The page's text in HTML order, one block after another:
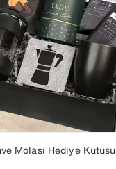
Molası Hediye Kutusu